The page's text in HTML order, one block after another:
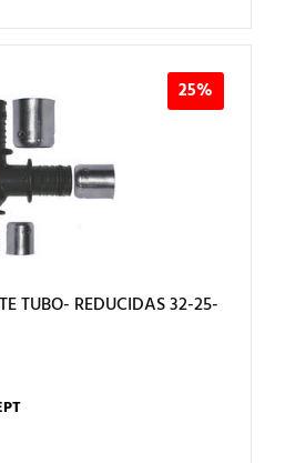
25%
TUBO- REDUCIDAS 32-25-